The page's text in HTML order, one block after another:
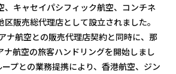
トーリー
ューション
、キャセイパシフィック航空、コンチネ
販売総代理店として設立されました。
ナ航空との販売代理店契約と同時に、那
ナ航空の旅客ハンドリングを開始しまし
プとの業務提携により、香港航空、ジン